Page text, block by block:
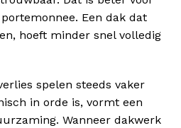
Een dak dat
hoeft minder snel volledig
spelen steeds vaker
in orde is, vormt een
Wanneer dakwerk